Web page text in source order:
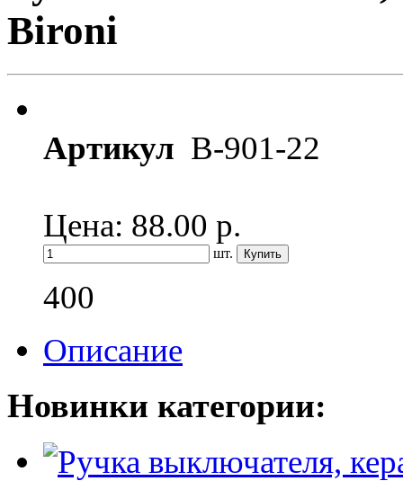
Bironi
Артикул B-901-22
Цена: 88.00 р.
шт.
400
Описание
Новинки категории: